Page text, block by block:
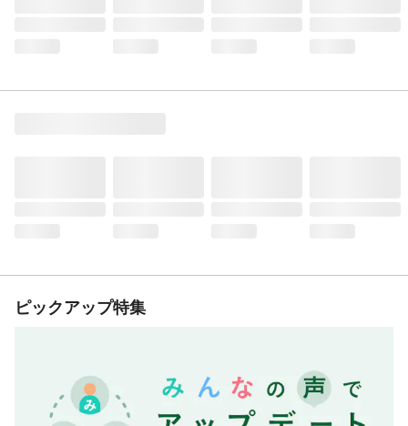
ピックアップ特集